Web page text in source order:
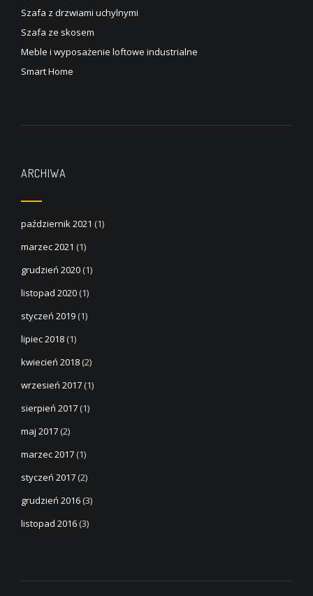
Szafa z drzwiami uchylnymi
Szafa ze skosem
Meble i wyposażenie loftowe industrialne
Smart Home
ARCHIWA
październik 2021 (1)
marzec 2021 (1)
grudzień 2020 (1)
listopad 2020 (1)
styczeń 2019 (1)
lipiec 2018 (1)
kwiecień 2018 (2)
wrzesień 2017 (1)
sierpień 2017 (1)
maj 2017 (2)
marzec 2017 (1)
styczeń 2017 (2)
grudzień 2016 (3)
listopad 2016 (3)